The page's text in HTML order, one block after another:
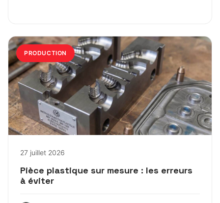
PRODUCTION
27 juillet 2026
Pièce plastique sur mesure : les erreurs
à éviter